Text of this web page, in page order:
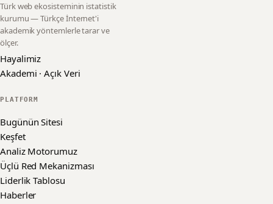
Türk web ekosisteminin istatistik
kurumu — Türkçe İnternet'i
akademik yöntemlerle tarar ve
ölçer.
Hayalimiz
Akademi · Açık Veri
PLATFORM
Bugünün Sitesi
Keşfet
Analiz Motorumuz
Üçlü Red Mekanizması
Liderlik Tablosu
Haberler